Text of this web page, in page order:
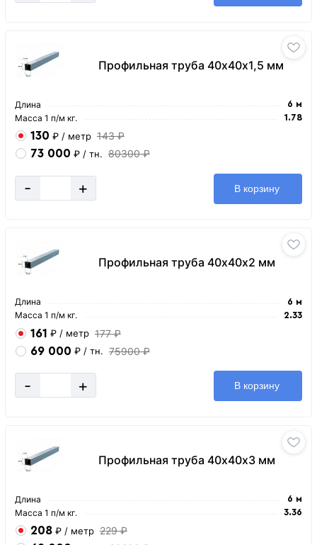
Профильная труба 40х40х1,5 мм
Длина 6 м
Масса 1 п/м кг. 1.78
130 ₽ / метр 143 ₽
73 000 ₽ / тн. 80300 ₽
- + В корзину
Профильная труба 40х40х2 мм
Длина 6 м
Масса 1 п/м кг. 2.33
161 ₽ / метр 177 ₽
69 000 ₽ / тн. 75900 ₽
- + В корзину
Профильная труба 40х40х3 мм
Длина 6 м
Масса 1 п/м кг. 3.36
208 ₽ / метр 229 ₽